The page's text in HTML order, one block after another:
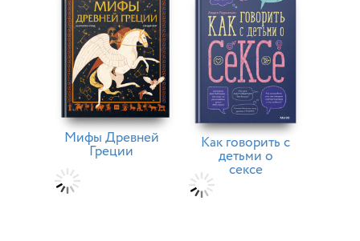
Как говорить с
детьми о
сексе
Мифы Древней
Греции